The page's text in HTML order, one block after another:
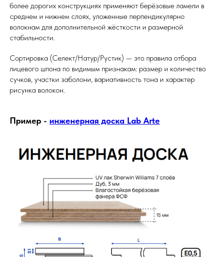
более дорогих конструкциях применяют берёзовые ламели в
среднем и нижнем слоях, уложенные перпендикулярно
волокнам для дополнительной жёсткости и размерной
стабильности.
Сортировка (Селект/Натур/Рустик) — это правила отбора
лицевого шпона по видимым признакам: размер и количество
сучков, участки заболони, вариативность тона и характер
рисунка волокон.
Пример - инженерная доска Lab Arte